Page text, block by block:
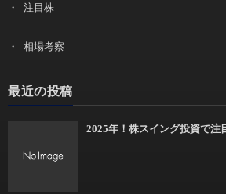
注目株
相場考察
最近の投稿
2025年！株スイング投資で注